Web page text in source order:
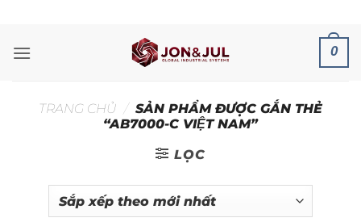
nội
0
TRANG CHỦ / SẢN PHẨM ĐƯỢC GẮN THẺ
“AB7000-C VIỆT NAM”
LỌC